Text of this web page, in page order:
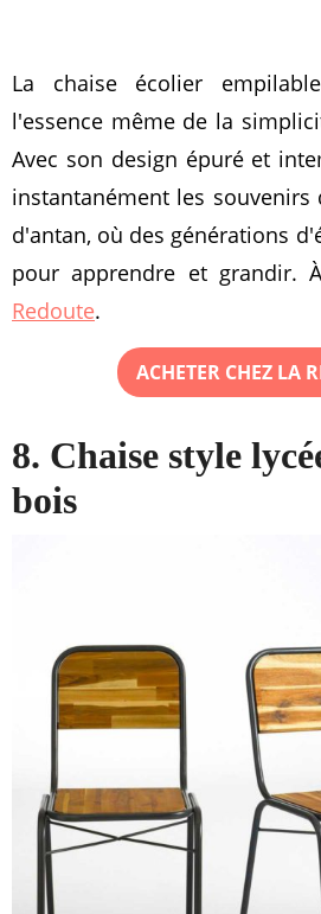
La chaise écolier
l'essence même de la
Avec son design épuré et
instantanément les souvenirs
d'antan, où des générations
pour apprendre et grandir.
Redoute.
ACHETER CHEZ LA
8. Chaise style
bois